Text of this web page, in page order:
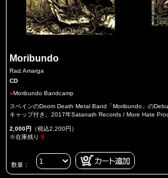
Moribundo
Raiz Amarga
CD
●Moribundo Bandcamp
スペインのDoom Death Metal Band「Moribundo」の
キャップ付き。2017年Satanath Records / More Hate
2,000円 （税込2,200円）
※在庫残り 5
数量：